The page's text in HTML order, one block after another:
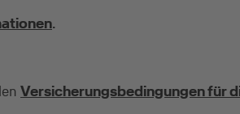
.
Versicherungsbedingungen für